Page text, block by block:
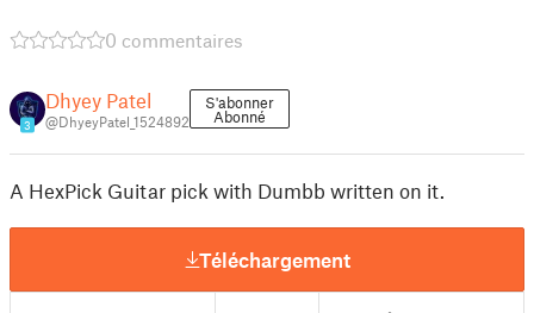
0 commentaires
3
Dhyey Patel
@DhyeyPatel_1524892
S'abonner
Abonné
A HexPick Guitar pick with Dumbb written on it.
Téléchargement